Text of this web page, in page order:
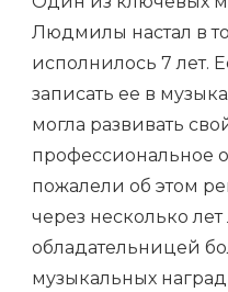
Людмилы настал в
исполнилось 7 лет.
записать ее в
могла развивать
профессиональное
пожалели об этом
через несколько
обладательницей
музыкальных